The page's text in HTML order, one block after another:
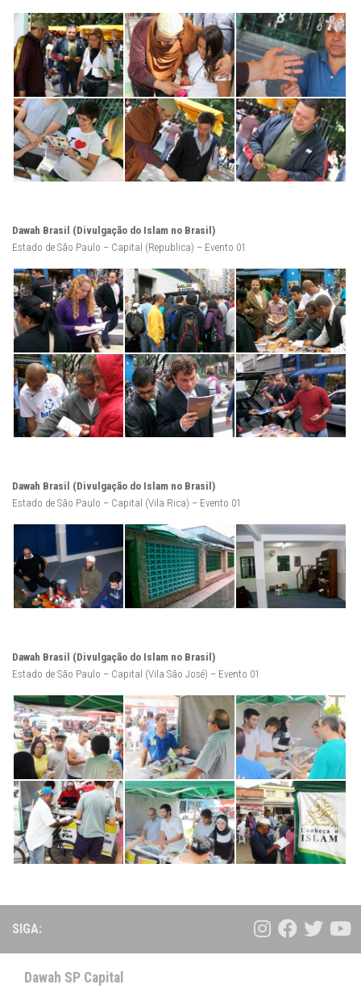
Dawah Brasil (Divulgação do Islam no Brasil)
Estado de São Paulo – Capital (Republica) – Evento 01
Dawah Brasil (Divulgação do Islam no Brasil)
Estado de São Paulo – Capital (Vila Rica) – Evento 01
Dawah Brasil (Divulgação do Islam no Brasil)
Estado de São Paulo – Capital (Vila São José) – Evento 01
SIGA:
Dawah SP Capital